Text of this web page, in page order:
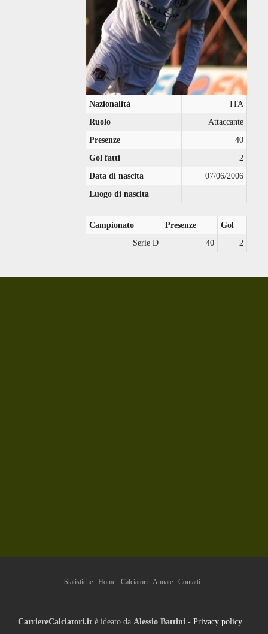
Nazionalità
ITA
Ruolo
Attaccante
Presenze
40
Gol fatti
2
Data di nascita
07/06/2006
Luogo di nascita
Campionato Presenze
Gol
Serie D
40 2
Statistiche Home Calciatori Annate Contatti
CarriereCalciatori.it è ideato da Alessio Battini - Privacy policy